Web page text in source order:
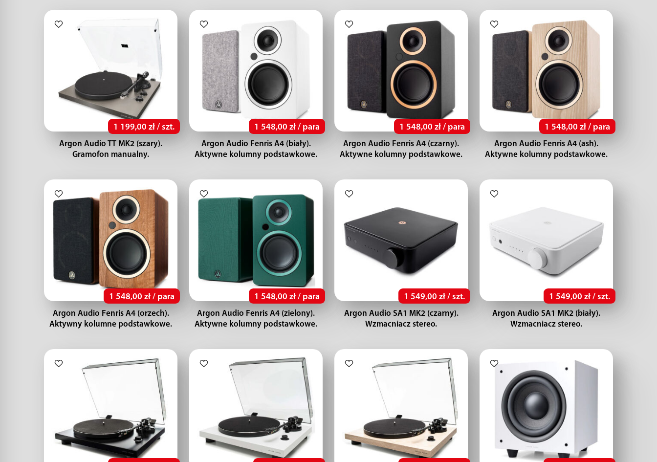
1 199,00 zł / szt.
Argon Audio TT MK2 (szary).
Gramofon manualny.
1 548,00 zł / para
Argon Audio Fenris A4 (biały).
Aktywne kolumny podstawkowe.
1 548,00 zł / para
Argon Audio Fenris A4 (czarny).
Aktywne kolumny podstawkowe.
1 548,00 zł / para
Argon Audio Fenris A4 (ash).
Aktywne kolumny podstawkowe.
1 548,00 zł / para
Argon Audio Fenris A4 (orzech).
Aktywny kolumne podstawkowe.
1 548,00 zł / para
Argon Audio Fenris A4 (zielony).
Aktywne kolumny podstawkowe.
1 549,00 zł / szt.
Argon Audio SA1 MK2 (czarny).
Wzmacniacz stereo.
1 549,00 zł / szt.
Argon Audio SA1 MK2 (biały).
Wzmacniacz stereo.